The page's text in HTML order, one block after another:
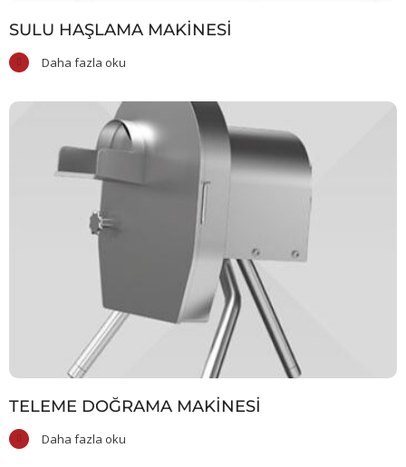
SULU HAŞLAMA MAKINESI
Daha fazla oku
TELEME DOĞRAMA MAKINESI
Daha fazla oku